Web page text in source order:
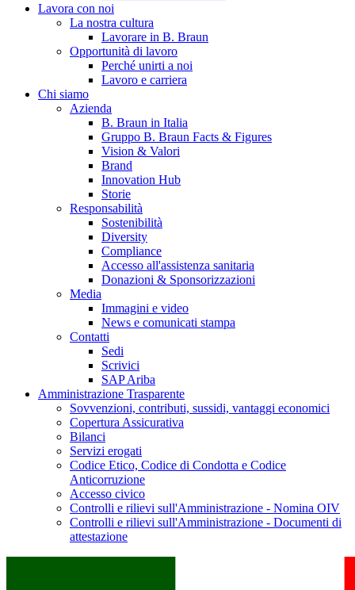
B. Braun in Italia
Scopri chi siamo ed entra nel mondo di B. Braun in Italia: 4
sedi, 4 aziende, più di 700 dipendenti e un Centro di
Eccellenza a livello globale.
Lavora con noi
La nostra cultura
Lavorare in B. Braun
Opportunità di lavoro
Perché unirti a noi
Lavoro e carriera
Chi siamo
Azienda
B. Braun in Italia
Gruppo B. Braun Facts & Figures
Vision & Valori
Brand
Innovation Hub
Storie
Responsabilità
Sostenibilità
Diversity
Compliance
Accesso all'assistenza sanitaria
Donazioni & Sponsorizzazioni
Media
Immagini e video
News e comunicati stampa
Contatti
Sedi
Scrivici
SAP Ariba
Amministrazione Trasparente
Sovvenzioni, contributi, sussidi, vantaggi economici
Copertura Assicurativa
Bilanci
Servizi erogati
Codice Etico, Codice di Condotta e Codice
Anticorruzione
Accesso civico
Controlli e rilievi sull'Amministrazione - Nomina OIV
Controlli e rilievi sull'Amministrazione - Documenti di
attestazione